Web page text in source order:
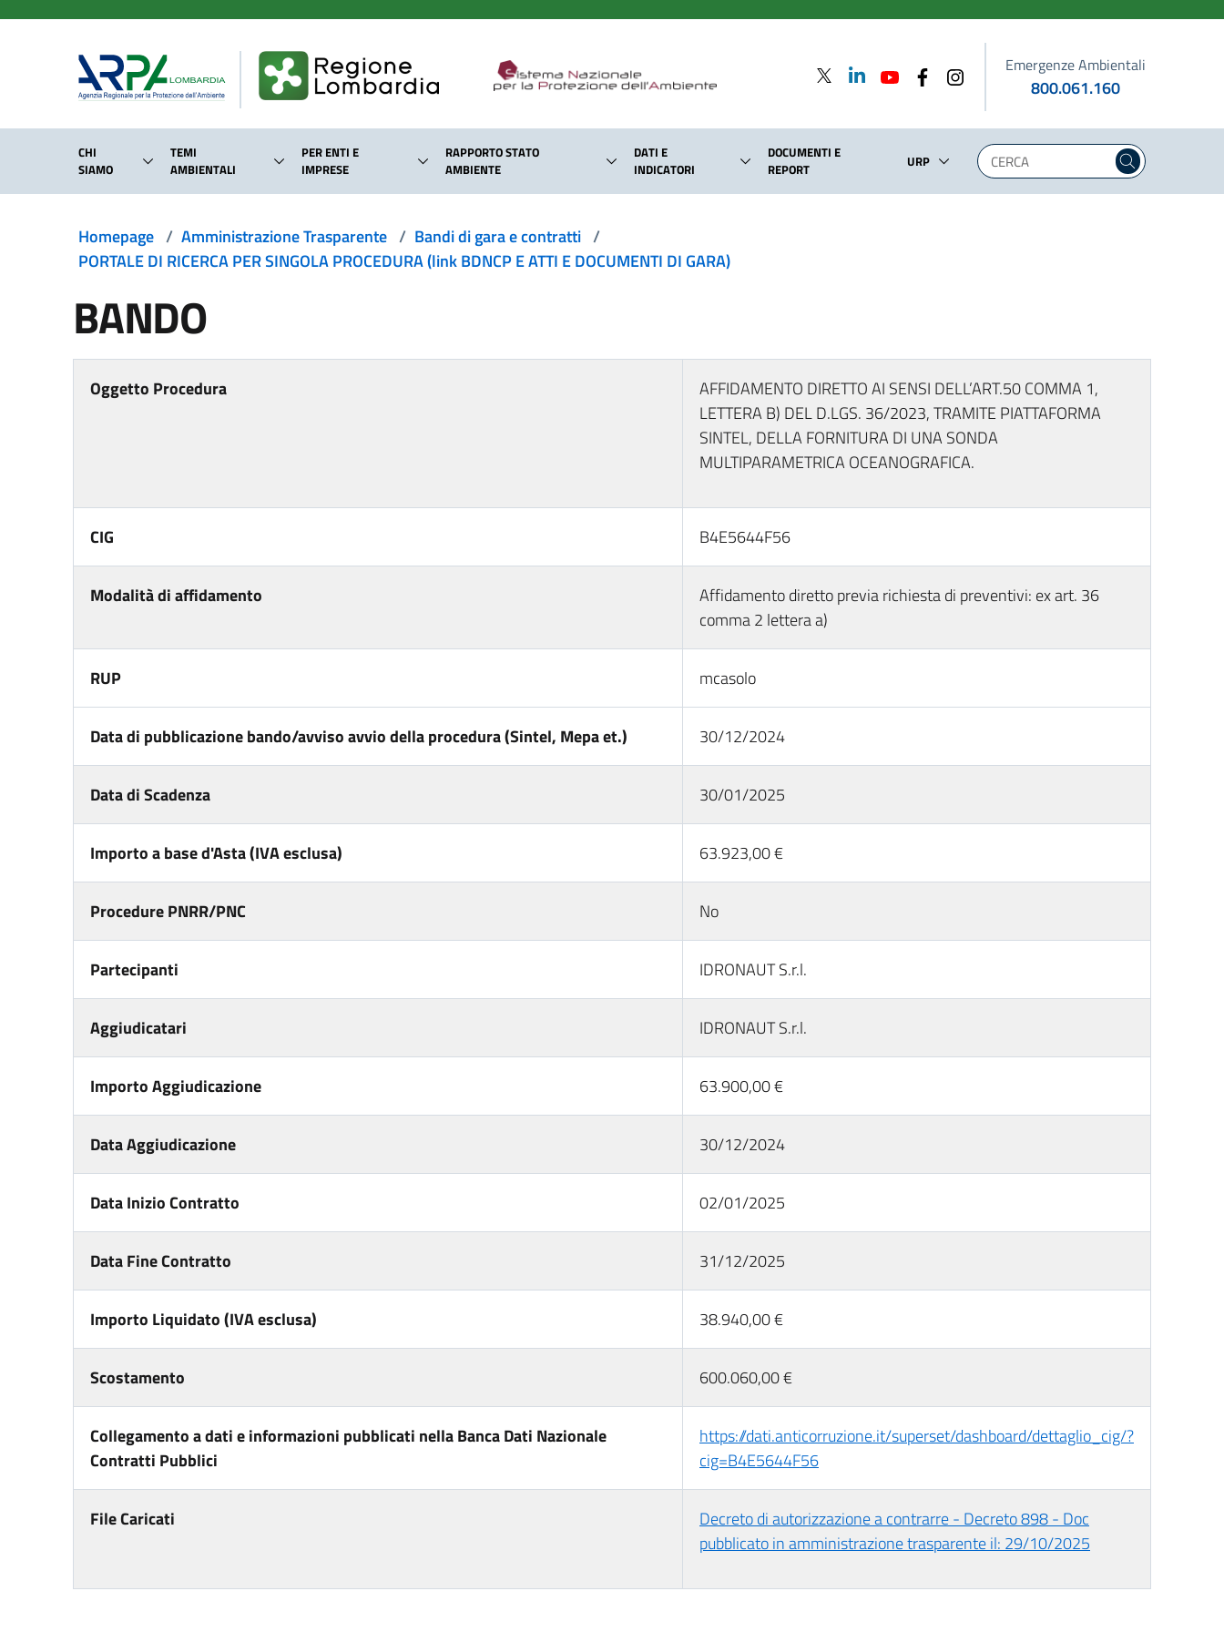
Emergenze Ambientali
800.061.160
CHI
SIAMO
TEMI
AMBIENTALI
PER ENTI E
IMPRESE
RAPPORTO STATO
AMBIENTE
DATI E
INDICATORI
DOCUMENTI E
REPORT
URP
Homepage / Amministrazione Trasparente / Bandi di gara e contratti /
PORTALE DI RICERCA PER SINGOLA PROCEDURA (link BDNCP E ATTI E DOCUMENTI DI GARA)
BANDO
Oggetto Procedura
AFFIDAMENTO DIRETTO AI SENSI DELL’ART.50 COMMA 1,
LETTERA B) DEL D.LGS. 36/2023, TRAMITE PIATTAFORMA
SINTEL, DELLA FORNITURA DI UNA SONDA
MULTIPARAMETRICA OCEANOGRAFICA.
CIG B4E5644F56
Modalità di affidamento
Affidamento diretto previa richiesta di preventivi: ex art. 36
comma 2 lettera a)
RUP mcasolo
Data di pubblicazione bando/avviso avvio della procedura (Sintel, Mepa et.) 30/12/2024
Data di Scadenza 30/01/2025
Importo a base d'Asta (IVA esclusa) 63.923,00 €
Procedure PNRR/PNC No
Partecipanti IDRONAUT S.r.l.
Aggiudicatari IDRONAUT S.r.l.
Importo Aggiudicazione 63.900,00 €
Data Aggiudicazione 30/12/2024
Data Inizio Contratto 02/01/2025
Data Fine Contratto 31/12/2025
Importo Liquidato (IVA esclusa) 38.940,00 €
Scostamento 600.060,00 €
Collegamento a dati e informazioni pubblicati nella Banca Dati Nazionale
Contratti Pubblici
https://dati.anticorruzione.it/superset/dashboard/dettaglio_cig/?
cig=B4E5644F56
File Caricati
Decreto di autorizzazione a contrarre - Decreto 898 - Doc
pubblicato in amministrazione trasparente il: 29/10/2025